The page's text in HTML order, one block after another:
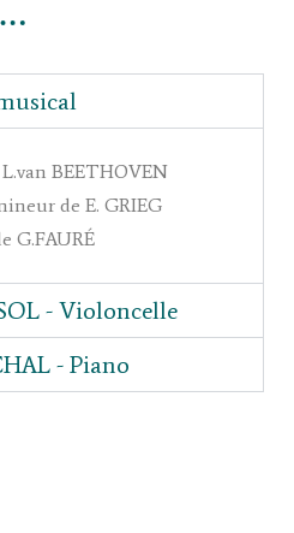
BEETHOVEN
de E. GRIEG
G.FAURÉ
- Violoncelle
- Piano